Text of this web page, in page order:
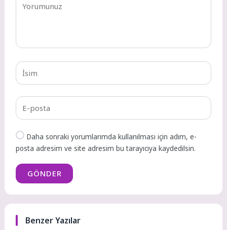
Daha sonraki yorumlarımda kullanılması için adım, e-
posta adresim ve site adresim bu tarayıcıya kaydedilsin.
GÖNDER
Benzer Yazılar